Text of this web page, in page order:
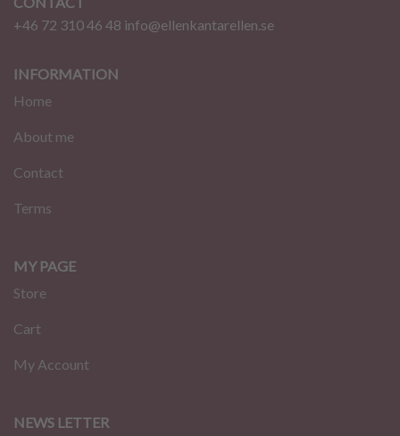
+46 72 310 46 48 info@ellenkantarellen.se
INFORMATION
Home
About me
Contact
Terms
MY PAGE
Store
Cart
My Account
NEWS LETTER